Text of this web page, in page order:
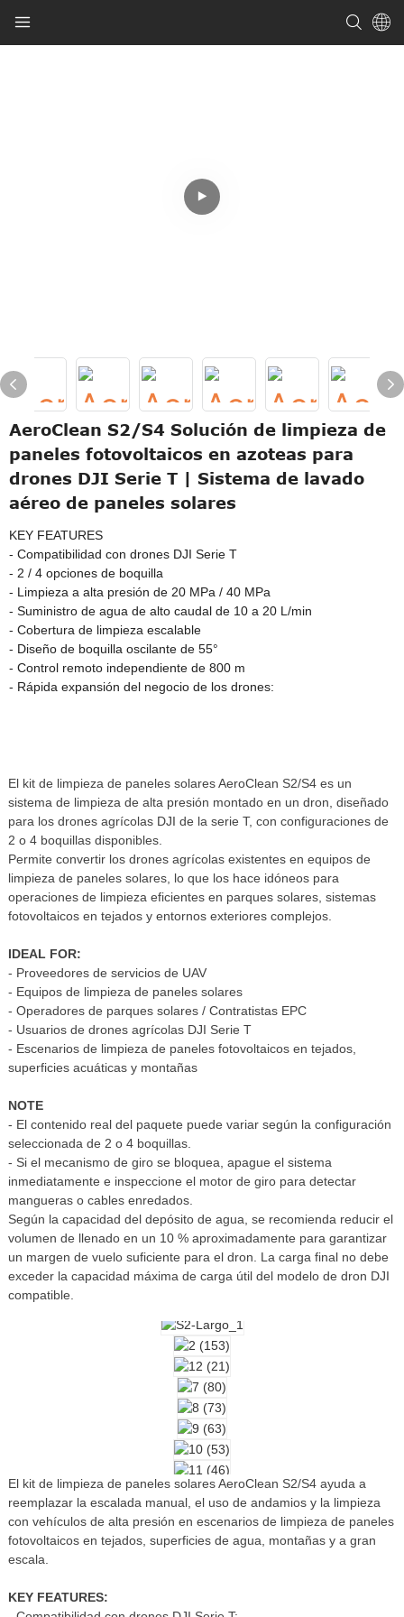
AeroClean S2/S4 Solución de limpieza de
paneles fotovoltaicos en azoteas para
drones DJI Serie T | Sistema de lavado
aéreo de paneles solares
KEY FEATURES
- Compatibilidad con drones DJI Serie T
- 2 / 4 opciones de boquilla
- Limpieza a alta presión de 20 MPa / 40 MPa
- Suministro de agua de alto caudal de 10 a 20 L/min
- Cobertura de limpieza escalable
- Diseño de boquilla oscilante de 55°
- Control remoto independiente de 800 m
- Rápida expansión del negocio de los drones:
El kit de limpieza de paneles solares AeroClean S2/S4 es un
sistema de limpieza de alta presión montado en un dron, diseñado
para los drones agrícolas DJI de la serie T, con configuraciones de
2 o 4 boquillas disponibles.
Permite convertir los drones agrícolas existentes en equipos de
limpieza de paneles solares, lo que los hace idóneos para
operaciones de limpieza eficientes en parques solares, sistemas
fotovoltaicos en tejados y entornos exteriores complejos.
IDEAL FOR:
- Proveedores de servicios de UAV
- Equipos de limpieza de paneles solares
- Operadores de parques solares / Contratistas EPC
- Usuarios de drones agrícolas DJI Serie T
- Escenarios de limpieza de paneles fotovoltaicos en tejados,
superficies acuáticas y montañas
NOTE
- El contenido real del paquete puede variar según la configuración
seleccionada de 2 o 4 boquillas.
- Si el mecanismo de giro se bloquea, apague el sistema
inmediatamente e inspeccione el motor de giro para detectar
mangueras o cables enredados.
Según la capacidad del depósito de agua, se recomienda reducir el
volumen de llenado en un 10 % aproximadamente para garantizar
un margen de vuelo suficiente para el dron. La carga final no debe
exceder la capacidad máxima de carga útil del modelo de dron DJI
compatible.
El kit de limpieza de paneles solares AeroClean S2/S4 ayuda a
reemplazar la escalada manual, el uso de andamios y la limpieza
con vehículos de alta presión en escenarios de limpieza de paneles
fotovoltaicos en tejados, superficies de agua, montañas y a gran
escala.
KEY FEATURES: